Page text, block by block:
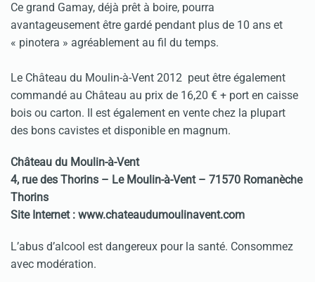
Ce grand Gamay, déjà prêt à boire, pourra
avantageusement être gardé pendant plus de 10 ans et
« pinotera » agréablement au fil du temps.
Le Château du Moulin-à-Vent 2012 peut être également
commandé au Château au prix de 16,20 € + port en caisse
bois ou carton. Il est également en vente chez la plupart
des bons cavistes et disponible en magnum.
Château du Moulin-à-Vent
4, rue des Thorins – Le Moulin-à-Vent – 71570 Romanèche
Thorins
Site Internet : www.chateaudumoulinavent.com
L’abus d’alcool est dangereux pour la santé. Consommez
avec modération.